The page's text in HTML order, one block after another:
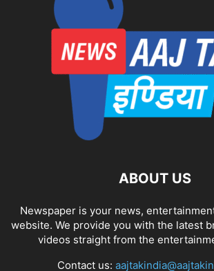
ABOUT US
Newspaper is your news,
website. We provide you with the latest
videos straight from the
Contact us: